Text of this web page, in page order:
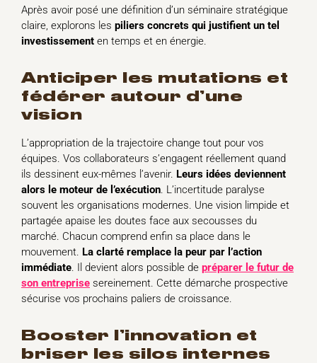
Après avoir posé une définition d’un séminaire stratégique
claire, explorons les piliers concrets qui justifient un tel
investissement en temps et en énergie.
anticiper les mutations et
fédérer autour d’une
vision
L’appropriation de la trajectoire change tout pour vos
équipes. Vos collaborateurs s’engagent réellement quand
ils dessinent eux-mêmes l’avenir. Leurs idées deviennent
alors le moteur de l’exécution. L’incertitude paralyse
souvent les organisations modernes. Une vision limpide et
partagée apaise les doutes face aux secousses du
marché. Chacun comprend enfin sa place dans le
mouvement. La clarté remplace la peur par l’action
immédiate. Il devient alors possible de préparer le futur de
son entreprise sereinement. Cette démarche prospective
sécurise vos prochains paliers de croissance.
booster l’innovation et
briser les silos internes